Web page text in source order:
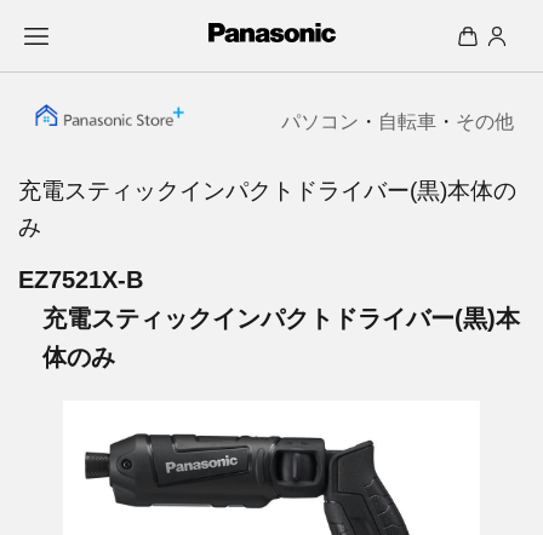
パソコン ・ 自転車 ・ その他
充電スティックインパクトドライバー(黒)本体の
み
EZ7521X-B
充電スティックインパクトドライバー(黒)本
体のみ